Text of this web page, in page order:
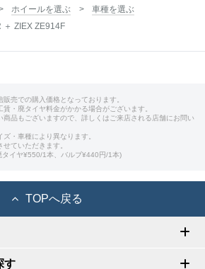
ホイールを選ぶ
車種を選ぶ
＋ ZIEX ZE914F
売での購入価格となっております。
・廃タイヤ料金がかかる場合がございます。
商品もございますので、詳しくはご来店される店舗にお問い
・車種により異なります。
ていただきます。
イヤ¥550/1本、バルブ¥440円/1本)
TOPへ戻る
す